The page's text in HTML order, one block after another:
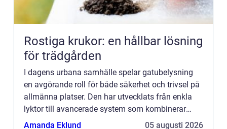
Rostiga krukor: en hållbar lösning
för trädgården
I dagens urbana samhälle spelar gatubelysning
en avgörande roll för både säkerhet och trivsel på
allmänna platser. Den har utvecklats från enkla
lyktor till avancerade system som kombinerar
hållbarhet,...
Amanda Eklund 05 augusti 2026